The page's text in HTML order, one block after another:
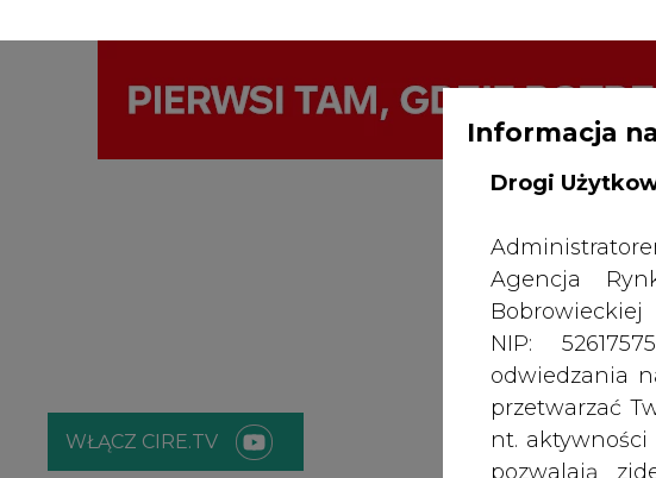
WYDAWCA PORTALU:
Informacja
Drogi
Agencja
NIP:
odwiedzania
przetwarzać
nt.
pozwalają
będą